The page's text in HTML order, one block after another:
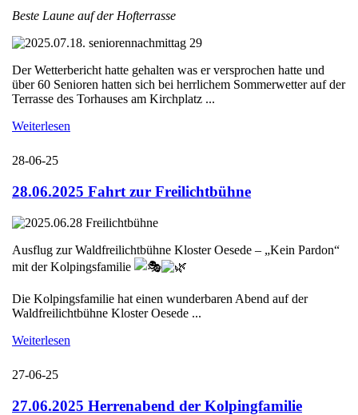
Beste Laune auf der Hofterrasse
Der Wetterbericht hatte gehalten was er versprochen hatte und
über 60 Senioren hatten sich bei herrlichem Sommerwetter auf der
Terrasse des Torhauses am Kirchplatz ...
Weiterlesen
28-06-25
28.06.2025 Fahrt zur Freilichtbühne
Ausflug zur Waldfreilichtbühne Kloster Oesede – „Kein Pardon“
mit der Kolpingsfamilie
Die Kolpingsfamilie hat einen wunderbaren Abend auf der
Waldfreilichtbühne Kloster Oesede ...
Weiterlesen
27-06-25
27.06.2025 Herrenabend der Kolpingfamilie